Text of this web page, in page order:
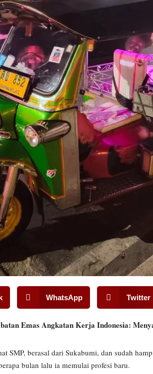
WhatsApp Twitter
Emas Angkatan Kerja Indonesia:
SMP, berasal dari Sukabumi, dan sudah
bulan lalu ia memulai profesi baru.